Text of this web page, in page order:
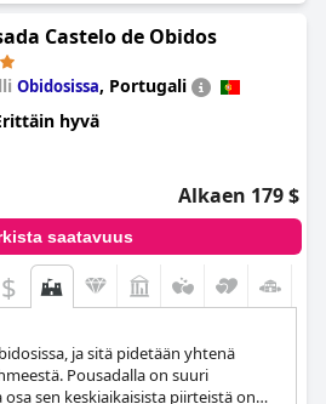
kertaa uusrenessanssityyliin.
saksalaiset miehittivät sen, ja sen
ja myöhemmin vanhainkoti,
luksushotelli.
Castelo de Obidos
Obidosissa, Portugali
hyvä
Alkaen 179 $
saatavuus
$
ja sitä pidetään yhtenä
Pousadalla on suuri
sen keskiaikaisista piirteistä on